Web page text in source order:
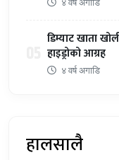
डिम्याट खाता
हाइड्रोको आग्रह
४ वर्ष अगाडि
हालसालै